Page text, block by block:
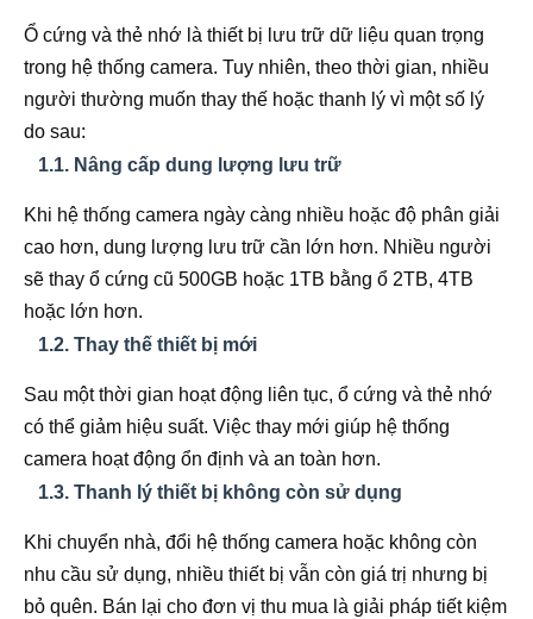
Ổ cứng và thẻ nhớ là thiết bị lưu trữ dữ liệu quan trọng
trong hệ thống camera. Tuy nhiên, theo thời gian, nhiều
người thường muốn thay thế hoặc thanh lý vì một số lý
do sau:
1.1. Nâng cấp dung lượng lưu trữ
Khi hệ thống camera ngày càng nhiều hoặc độ phân giải
cao hơn, dung lượng lưu trữ cần lớn hơn. Nhiều người
sẽ thay ổ cứng cũ 500GB hoặc 1TB bằng ổ 2TB, 4TB
hoặc lớn hơn.
1.2. Thay thế thiết bị mới
Sau một thời gian hoạt động liên tục, ổ cứng và thẻ nhớ
có thể giảm hiệu suất. Việc thay mới giúp hệ thống
camera hoạt động ổn định và an toàn hơn.
1.3. Thanh lý thiết bị không còn sử dụng
Khi chuyển nhà, đổi hệ thống camera hoặc không còn
nhu cầu sử dụng, nhiều thiết bị vẫn còn giá trị nhưng bị
bỏ quên. Bán lại cho đơn vị thu mua là giải pháp tiết kiệm